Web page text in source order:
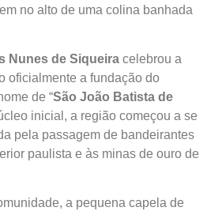
no alto de uma colina banhada
Nunes de Siqueira celebrou a
oficialmente a fundação do
de “São João Batista de
inicial, a região começou a se
pela passagem de bandeirantes
paulista e às minas de ouro de
a pequena capela de